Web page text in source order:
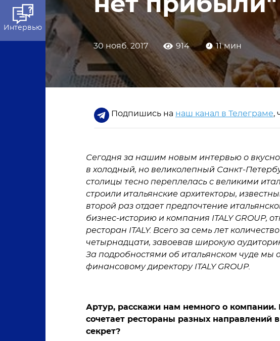
Интервью
нет прибыли"
30 нояб. 2017 914 11 мин
Подпишись на наш канал в Телеграме,
Сегодня за нашим новым интервью о
в холодный, но великолепный Санкт-
столицы тесно переплелась с великими
строили итальянские архитекторы,
второй раз отдает предпочтение
бизнес-историю и компания ITALY GROUP,
ресторан ITALY. Всего за семь лет
четырнадцати, завоевав широкую
За подробностями об итальянском чуде мы
финансовому директору ITALY GROUP.
Артур, расскажи нам немного о компании.
сочетает рестораны разных направлений
секрет?